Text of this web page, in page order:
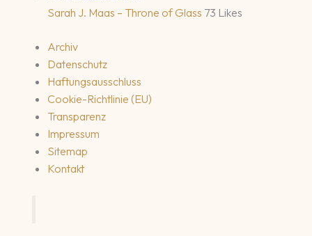
Sarah J. Maas – Throne of Glass 73 Likes
Archiv
Datenschutz
Haftungsausschluss
Cookie-Richtlinie (EU)
Transparenz
Impressum
Sitemap
Kontakt